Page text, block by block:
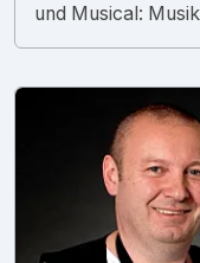
und Musical: